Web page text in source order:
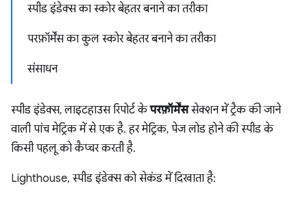
स्पीड इंडेक्स का स्कोर बेहतर बनाने का तरीका
परफ़ॉर्मेंस का कुल स्कोर बेहतर बनाने का तरीका
संसाधन
स्पीड इंडेक्स, लाइटहाउस रिपोर्ट केपरफ़ॉर्मेंससेक्शन में ट्रैक की जाने
वाली पांच मेट्रिक में से एक है. हर मेट्रिक, पेज लोड होने की स्पीड के
किसी पहलू को कैप्चर करती है.
Lighthouse, स्पीड इंडेक्स को सेकंड में दिखाता है: